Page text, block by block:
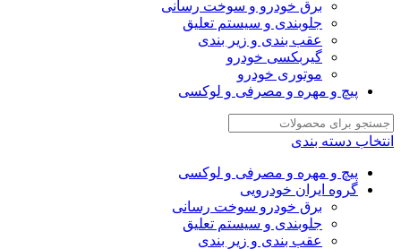
برق خودرو و سوخت رسانی
جلوبندی و سیستم تعلیق
عقب بندی و زیر بندی
گیربکسی خودرو
موتوری خودرو
پیچ و مهره و مصرفی و لوکسی
انتخاب دسته بندی
پیچ و مهره و مصرفی و لوکسی
گروه ایران خودرویی
برق خودرو سوخت رسانی
جلوبندی و سیستم تعلیق
عقب بندی و زیر بندی